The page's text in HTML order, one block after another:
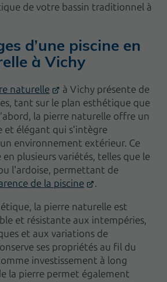
de votre bassin traditionnel à
d’une piscine en
à Vichy
naturelle
à Vichy présente de
tant sur le plan esthétique que
la pierre naturelle offre un
élégant qui s’intègre
environnement extérieur. Ce
plusieurs variétés, telles que le
l'ardoise, permettant de
de la piscine
la pierre naturelle est
et résistante aux intempéries,
et aux variations de
ses propriétés au fil du
investissement à long
la pierre permet également